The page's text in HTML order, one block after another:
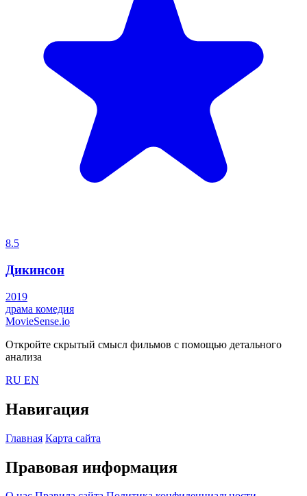
8.5
Дикинсон
2019
драма комедия
MovieSense.io
Откройте скрытый смысл фильмов с помощью детального
анализа
RU EN
Навигация
Главная Карта сайта
Правовая информация